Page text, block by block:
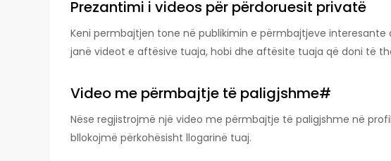
Prezantimi i videos për përdoruesit privatë
Keni permbajtjen tone në publikimin e përmbajtjeve interesante
janë videot e aftësive tuaja, hobi dhe aftësite tuaja që doni të
Video me përmbajtje të paligjshme#
Nëse regjistrojmë një video me përmbajtje të paligjshme në
bllokojmë përkohësisht llogarinë tuaj.